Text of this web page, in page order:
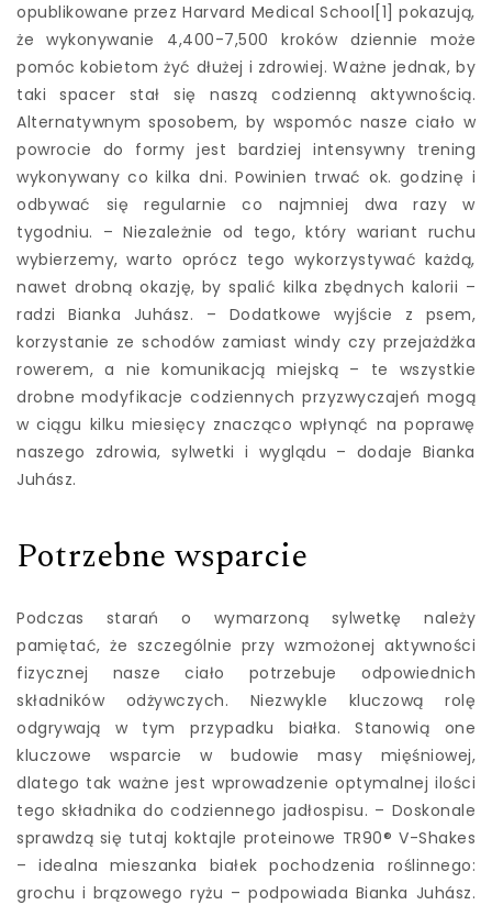
opublikowane przez Harvard Medical School[1] pokazują,
że wykonywanie 4,400-7,500 kroków dziennie może
pomóc kobietom żyć dłużej i zdrowiej. Ważne jednak, by
taki spacer stał się naszą codzienną aktywnością.
Alternatywnym sposobem, by wspomóc nasze ciało w
powrocie do formy jest bardziej intensywny trening
wykonywany co kilka dni. Powinien trwać ok. godzinę i
odbywać się regularnie co najmniej dwa razy w
tygodniu. – Niezależnie od tego, który wariant ruchu
wybierzemy, warto oprócz tego wykorzystywać każdą,
nawet drobną okazję, by spalić kilka zbędnych kalorii –
radzi Bianka Juhász. – Dodatkowe wyjście z psem,
korzystanie ze schodów zamiast windy czy przejażdżka
rowerem, a nie komunikacją miejską – te wszystkie
drobne modyfikacje codziennych przyzwyczajeń mogą
w ciągu kilku miesięcy znacząco wpłynąć na poprawę
naszego zdrowia, sylwetki i wyglądu – dodaje Bianka
Juhász.
Potrzebne wsparcie
Podczas starań o wymarzoną sylwetkę należy
pamiętać, że szczególnie przy wzmożonej aktywności
fizycznej nasze ciało potrzebuje odpowiednich
składników odżywczych. Niezwykle kluczową rolę
odgrywają w tym przypadku białka. Stanowią one
kluczowe wsparcie w budowie masy mięśniowej,
dlatego tak ważne jest wprowadzenie optymalnej ilości
tego składnika do codziennego jadłospisu. – Doskonale
sprawdzą się tutaj koktajle proteinowe TR90® V-Shakes
– idealna mieszanka białek pochodzenia roślinnego:
grochu i brązowego ryżu – podpowiada Bianka Juhász.